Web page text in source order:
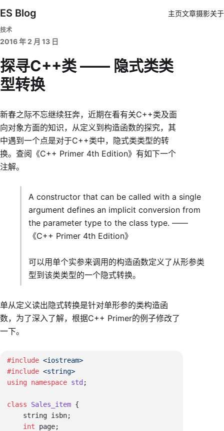
ES Blog 主页文章摄影关于
技术
2016 年 2 月 13 日
探寻C++类 —— 隐式类类
型转换
新春之际不忘继续狂奔，近期在看有关C++类及面
向对象方面的知识，从定义到构造函数的探究，其
中遇到一个点是对于C++类中，隐式类类型的转
换。查阅《C++ Primer 4th Edition》有如下一个
注解。
A constructor that can be called with a single
argument defines an implicit conversion from
the parameter type to the class type. ——
《C++ Primer 4th Edition》
可以用单个实参来调用的构造函数定义了从形参类
型到该类类型的一个隐式转换。
单从定义读出隐式转换是针对单形参的类构造函
数，为了深入了解，根据C++ Primer的例子修改了
一下。
#include
#include
using namespace std
class Sales_item
    int